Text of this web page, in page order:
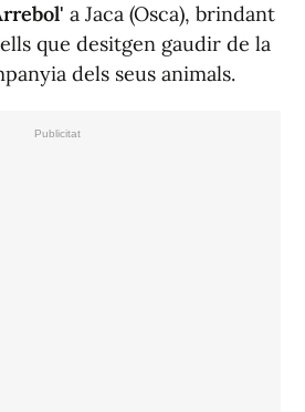
a Jaca (Osca), brindant
que desitgen gaudir de la
dels seus animals.